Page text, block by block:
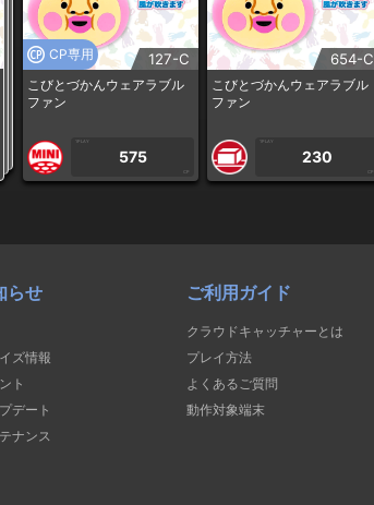
CP専用 127-C
こびとづかんウェアラブル
ファン
1PLAY
575
CP
654-C
こびとづかんウェアラブル
ファン
1PLAY
230
CP
らせ
ズ情報
ト
デート
ナンス
ご利用ガイド
クラウドキャッチャーとは
プレイ方法
よくあるご質問
動作対象端末